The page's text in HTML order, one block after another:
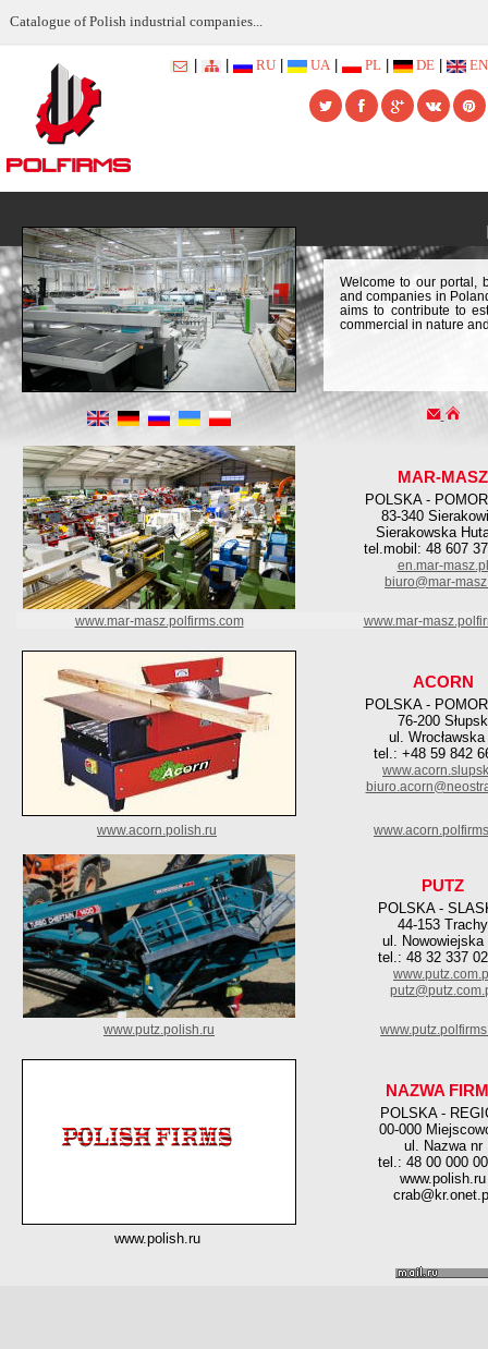
Catalogue of Polish industrial companies...
RU UA PL DE EN
Welcome to our portal,
and companies in
aims to contribute to
commercial in nature
MAR-MASZ
POLSKA -
83-340
Sierakowska
tel.mobil: 48 607
en.mar-masz.pl
biuro@mar-
www.mar-masz.polfirms.com www.mar-
ACORN
POLSKA -
76-200 Słupsk
ul. Wrocławska
tel.: +48 59 842
www.acorn.polish.ru
PUTZ
POLSKA -
44-153 Trachy
ul. Nowowiejska
tel.: 48 32 337
www.putz.polish.ru
NAZWA
POLSKA -
00-000
ul. Nazwa nr
tel.: 48 00 000
www.polish.ru
www.polish.ru